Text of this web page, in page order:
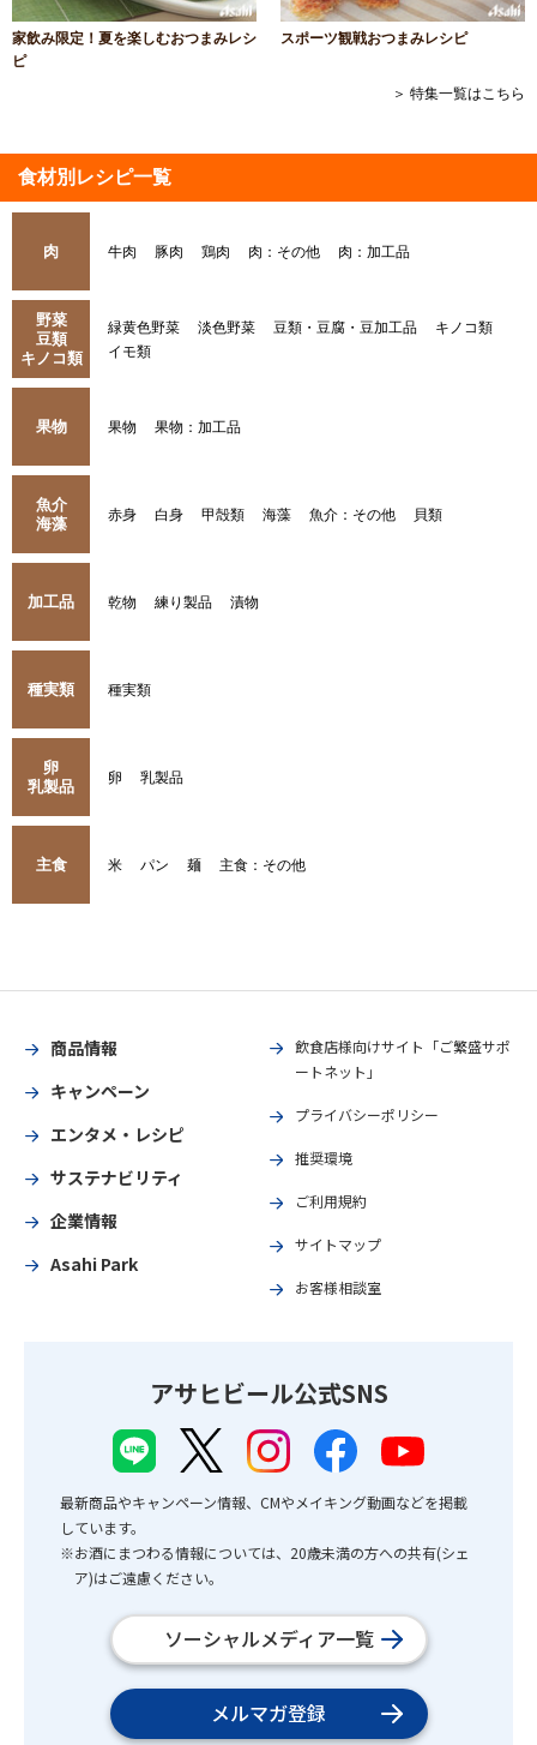
家飲み限定！夏を楽しむおつまみレシ
ピ
スポーツ観戦おつまみレシピ
＞ 特集一覧はこちら
食材別レシピ一覧
肉 牛肉 豚肉 鶏肉 肉：その他 肉：加工品
野菜
豆類
キノコ類
緑黄色野菜 淡色野菜 豆類・豆腐・豆加工品
キノコ類
イモ類
果物 果物 果物：加工品
魚介
海藻
赤身 白身 甲殻類 海藻 魚介：その他 貝類
加工品 乾物 練り製品 漬物
種実類 種実類
卵
乳製品
卵 乳製品
主食 米 パン 麺 主食：その他
商品情報
キャンペーン
エンタメ・レシピ
サステナビリティ
企業情報
Asahi Park
飲食店様向けサイト「ご繁盛サポ
ートネット」
プライバシーポリシー
推奨環境
ご利用規約
サイトマップ
お客様相談室
アサヒビール公式SNS
最新商品やキャンペーン情報、CMやメイキング動画などを掲載
しています。
※お酒にまつわる情報については、20歳未満の方への共有(シェ
ア)はご遠慮ください。
ソーシャルメディア一覧
メルマガ登録